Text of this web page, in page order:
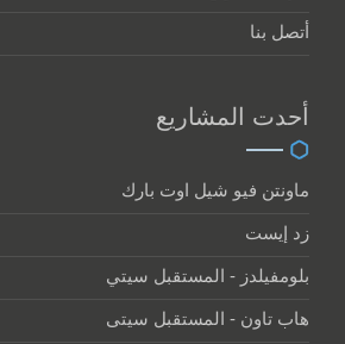
أتصل بنا
أحدت المشاريع
ماونتن فيو شيل اوت بارك
زد إيست
بلومفيلدز - المستقبل سيتي
هاب تاون - المستقبل سيتى